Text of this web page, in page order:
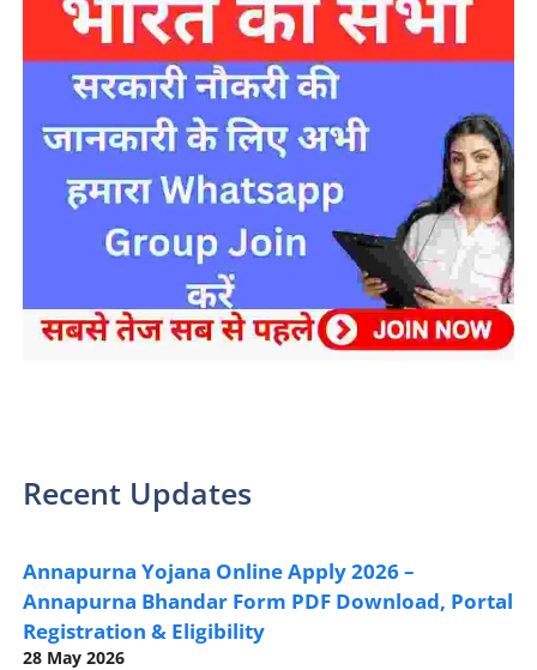
Recent Updates
Annapurna Yojana Online Apply 2026 –
Annapurna Bhandar Form PDF Download, Portal
Registration & Eligibility
28 May 2026